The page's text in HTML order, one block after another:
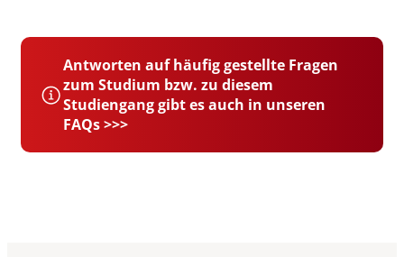
Antworten auf häufig gestellte Fragen
zum Studium bzw. zu diesem
Studiengang gibt es auch in unseren
FAQs >>>